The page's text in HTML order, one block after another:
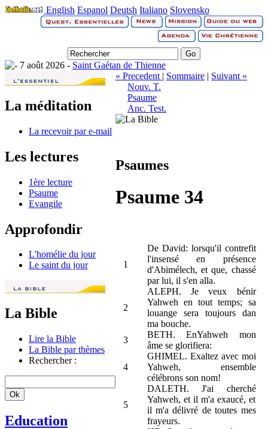
English Espanol Deutsh Italiano Slovensko
7 août 2026 - Saint Gaétan de Thienne
La méditation
La recevoir par e-mail
Les lectures
1ère lecture
Psaume
Evangile
Approfondir
L'homélie du jour
Le saint du jour
La Bible
Lire la Bible
La Bible par thèmes
Rechercher :
Education
« Precedent | Sommaire | Suivant »
Nouv. T.
Psaume
Anc. Test.
Psaumes
Psaume 34
1
De David: lorsqu'il contrefit
l'insensé en présence
d'Abimélech, et que, chassé
par lui, il s'en alla.
2
ALEPH. Je veux bénir
Yahweh en tout temps; sa
louange sera toujours dan
ma bouche.
3
BETH. EnYahweh mon
âme se glorifiera:
4
GHIMEL. Exaltez avec moi
Yahweh, ensemble
célébrons son nom!
5
DALETH. J'ai cherché
Yahweh, et il m'a exaucé, et
il m'a délivré de toutes mes
frayeurs.